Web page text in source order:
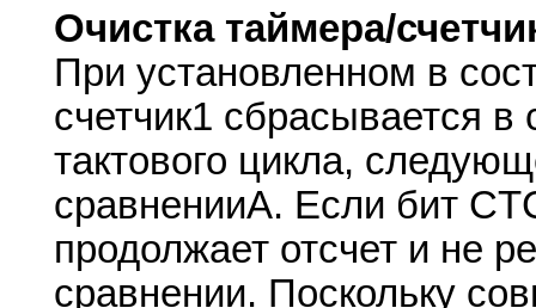
Очистка таймера/
При установленном в
счетчик1 сбрасывается в
тактового цикла,
сравненииA. Если бит
продолжает отсчет и не
сравнении. Поскольку